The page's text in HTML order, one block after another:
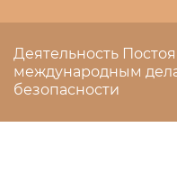
Деятельность
международным
безопасности